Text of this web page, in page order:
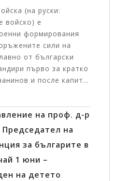
(на руски:
войско) е
формирования
сили на
от български
първо за кратко
и после капит...
на проф. д-р
на
за българите в
1 юни –
на детето